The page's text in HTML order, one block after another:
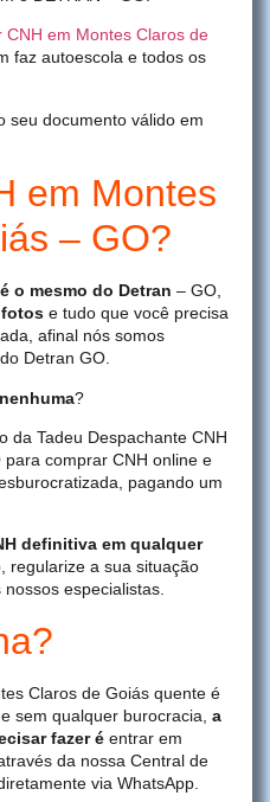
CNH em Montes Claros de
faz autoescola e todos os
seu documento válido em
em Montes
– GO?
é o mesmo do Detran – GO,
e tudo que você precisa
afinal nós somos
Detran GO.
?
da Tadeu Despachante CNH
comprar CNH online e
pagando um
definitiva em qualquer
regularize a sua situação
especialistas.
Claros de Goiás quente é
sem qualquer burocracia, a
fazer é entrar em
da nossa Central de
via WhatsApp.